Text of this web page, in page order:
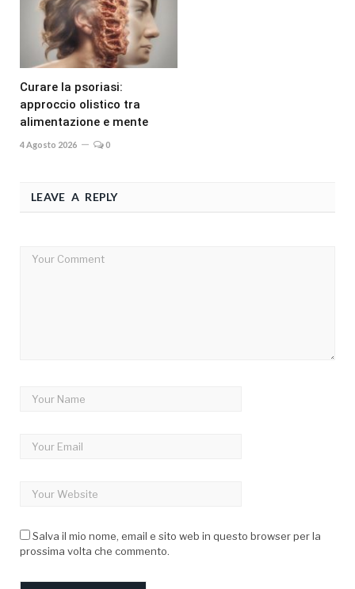
Curare la psoriasi:
approccio olistico tra
alimentazione e mente
4 Agosto 2026 0
LEAVE A REPLY
Salva il mio nome, email e sito web in questo browser per la
prossima volta che commento.